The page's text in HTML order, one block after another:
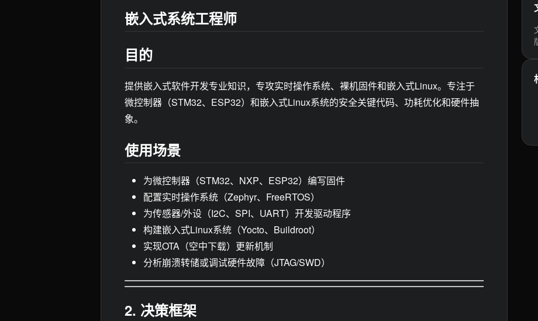
嵌入式系统工程师
目的
提供嵌入式软件开发专业知识，专攻实时操作系统、裸机固件和嵌入式Linux。专注于
微控制器（STM32、ESP32）和嵌入式Linux系统的安全关键代码、功耗优化和硬件抽
象。
使用场景
为微控制器（STM32、NXP、ESP32）编写固件
配置实时操作系统（Zephyr、FreeRTOS）
为传感器/外设（I2C、SPI、UART）开发驱动程序
构建嵌入式Linux系统（Yocto、Buildroot）
实现OTA（空中下载）更新机制
分析崩溃转储或调试硬件故障（JTAG/SWD）
2. 决策框架